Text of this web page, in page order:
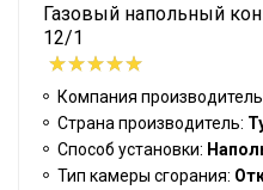
Газовый напольный
12/1
Компания
Страна производитель:
Способ установки:
Тип камеры сгорания: